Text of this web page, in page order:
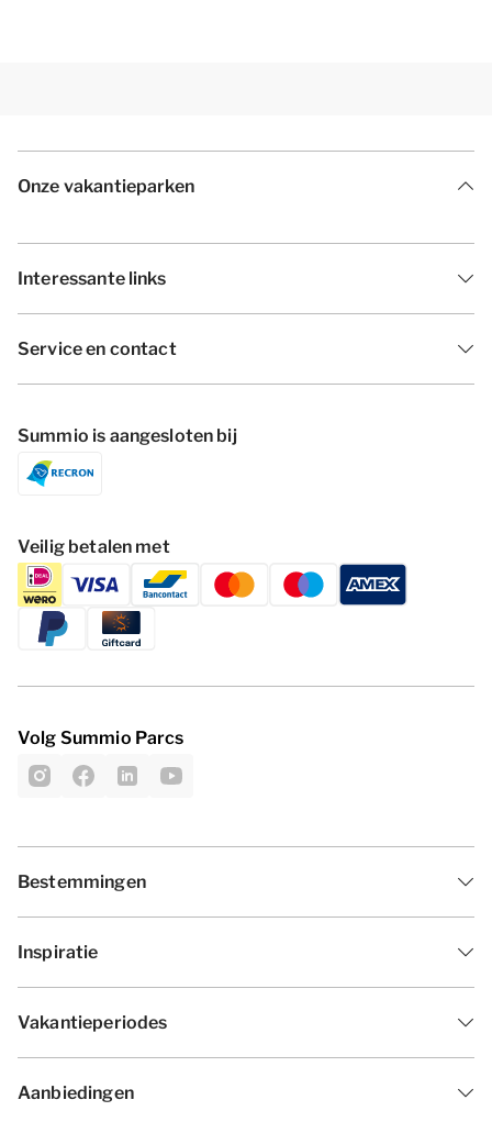
Onze vakantieparken
Interessante links
Service en contact
Summio is aangesloten bij
Veilig betalen met
Volg Summio Parcs
Bestemmingen
Inspiratie
Vakantieperiodes
Aanbiedingen